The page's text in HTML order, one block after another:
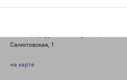
Салютовская, 1
на карте